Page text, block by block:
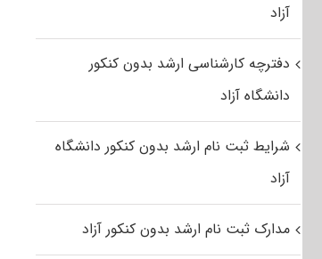
آزاد
دفترچه کارشناسی ارشد بدون کنکور
دانشگاه آزاد
شرایط ثبت نام ارشد بدون کنکور دانشگاه
آزاد
مدارک ثبت نام ارشد بدون کنکور آزاد